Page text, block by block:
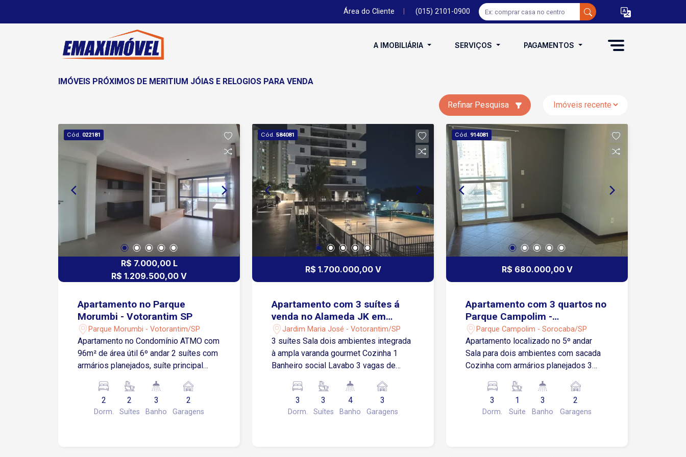
Área do Cliente (015) 2101-0900
A IMOBILIÁRIA SERVIÇOS PAGAMENTOS
IMÓVEIS PRÓXIMOS DE MERITIUM JÓIAS E RELOGIOS PARA VENDA
Refinar Pesquisa
Cód. 022181
R$ 7.000,00 L
R$ 1.209.500,00 V
Apartamento no Parque
Morumbi - Votorantim SP
Parque Morumbi - Votorantim/SP
Apartamento no Condomínio ATMO com
96m² de área útil 6º andar 2 suítes com
armários planejados, suíte principal
escrivaninha Sala de jantar e estar
integradas Lavabo Cozinha com
armários planejados Varanda gourmet
2
Dorm.
2
Suítes
3
Banho
2
Garagens
Cód. 584081
R$ 1.700.000,00 V
Apartamento com 3 suítes á
venda no Alameda JK em
Votorantim -SP
Jardim Maria José - Votorantim/SP
3 suítes Sala dois ambientes integrada
à ampla varanda gourmet Cozinha 1
Banheiro social Lavabo 3 vagas de
JK, em Votorantim/SP, une conforto,
segurança e localização estratégica,
próximo a shoppings e escolas. Conta
3
Dorm.
3
Suítes
4
Banho
3
Garagens
Cód. 914081
R$ 680.000,00 V
Apartamento com 3 quartos no
Parque Campolim -
Sorocaba/SP
Parque Campolim - Sorocaba/SP
Apartamento localizado no 5º andar
Sala para dois ambientes com sacada
Cozinha com armários planejados 3
Banheiro de empregada Despensa 2
vagas de garagem no subsolo,
garantindo segurança e comodidade
3
Dorm.
1
Suite
3
Banho
2
Garagens